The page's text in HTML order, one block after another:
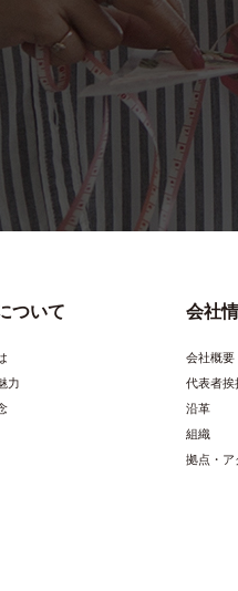
ついて
力
会社
会社概要
代表者挨
沿革
組織
拠点・ア